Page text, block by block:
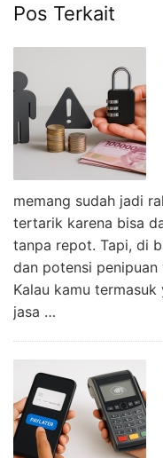
Pos Terkait
memang sudah jadi
tertarik karena bisa
tanpa repot. Tapi, di
dan potensi
Kalau kamu
jasa …